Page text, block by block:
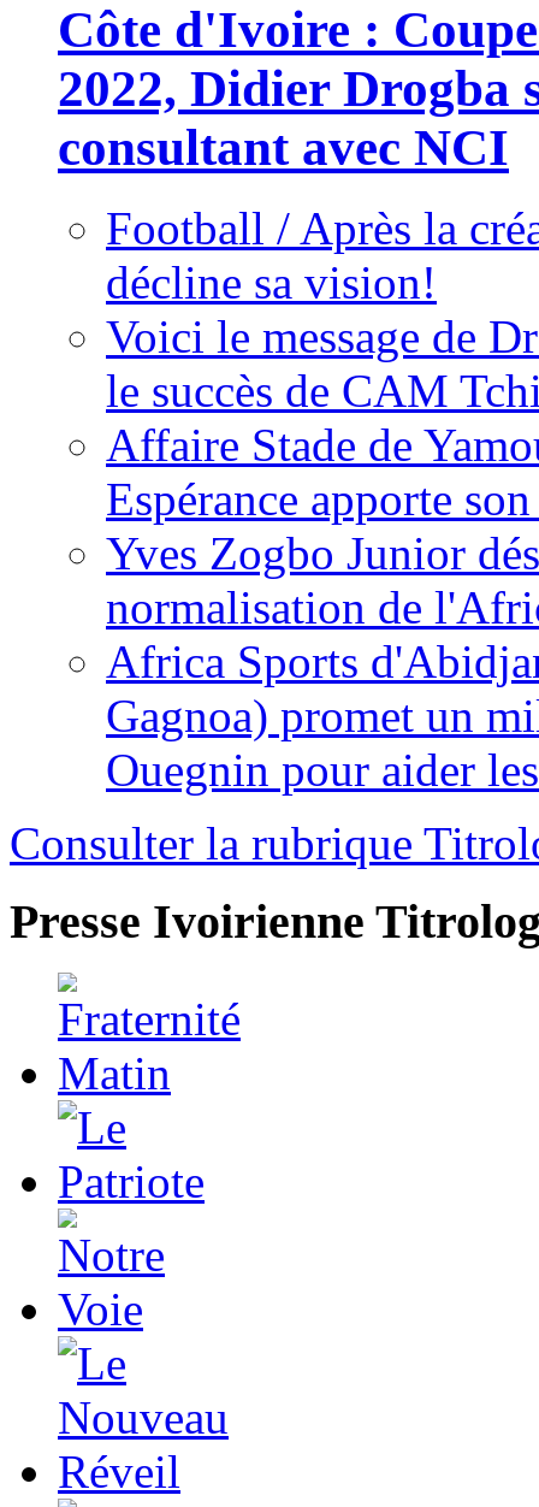
Côte d'Ivoire :
2022, Didier Drogba
consultant avec NCI
Football / Après la
décline sa vision!
Voici le message de
le succès de CAM
Affaire Stade de
Espérance apporte
Yves Zogbo Junior
normalisation de
Africa Sports
Gagnoa) promet un
Ouegnin pour aider
Consulter la rubrique
Presse Ivoirienne